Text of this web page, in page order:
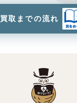
買取までの流れ